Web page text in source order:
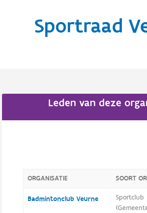
Sportraad
Leden van deze
ORGANISATIE SOORT
Badmintonclub Veurne
Sportclub